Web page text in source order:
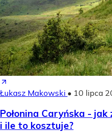
Łukasz Makowski • 10 lipca
Połonina Caryńska -
i ile to kosztuje?